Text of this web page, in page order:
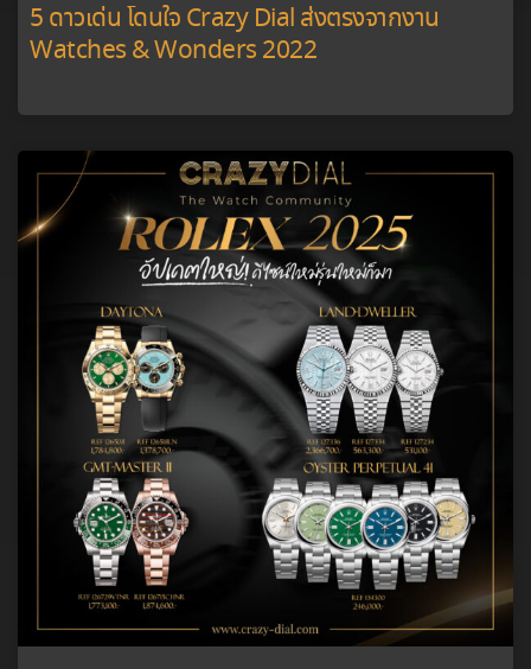
5 ดาวเด่น โดนใจ Crazy Dial ส่งตรงจากงาน
Watches & Wonders 2022